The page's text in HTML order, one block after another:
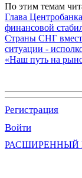
По этим темам
Глава
финансовой
Страны СНГ
ситуации -
«Наш путь на
Регистрация
Войти
РАСШИРЕННЫЙ